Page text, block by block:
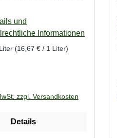
und
Informationen
(16,67 € / 1 Liter)
zzgl. Versandkosten
Details